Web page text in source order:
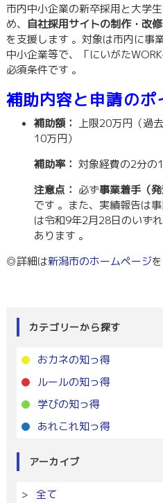
市内中小企業の新卒採用と大学
め、 自社採用サイトの制作・改
を支援します 。対象は市内に事
中小企業等で、「にいがた
必須条件です 。
補助内容と申請のポ
補助額： 上限20万円（過
10万円）
補助率： 対象経費の2分の1
注意点： 必ず事業着手（
です 。また、実績報告は
は令和9年2月28日のいず
あります 。
◎詳細は新潟市のホームページ
カテゴリーから探す
おカネの知っ得
ルールの知っ得
学びの知っ得
あれこれ知っ得
アーカイブ
全て